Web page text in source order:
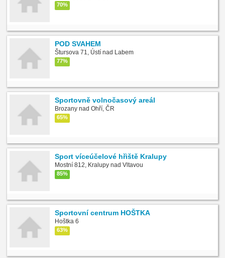
70%
POD SVAHEM
Štursova 71, Ústí nad Labem
77%
Sportovně volnočasový areál
Brozany nad Ohří, ČR
65%
Sport víceúčelové hřiště Kralupy
Mostní 812, Kralupy nad Vltavou
85%
Sportovní centrum HOŠTKA
Hoštka 6
63%